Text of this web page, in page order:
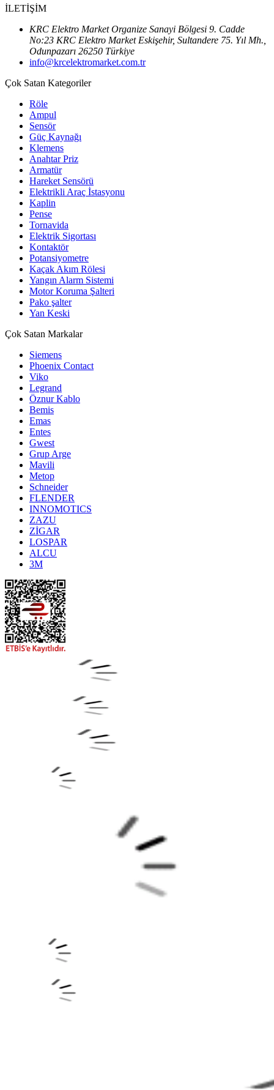
İLETİŞİM
KRC Elektro Market Organize Sanayi Bölgesi 9. Cadde
No:23 KRC Elektro Market Eskişehir, Sultandere 75. Yıl Mh.,
Odunpazarı 26250 Türkiye
info@krcelektromarket.com.tr
Çok Satan Kategoriler
Röle
Ampul
Sensör
Güç Kaynağı
Klemens
Anahtar Priz
Armatür
Hareket Sensörü
Elektrikli Araç İstasyonu
Kaplin
Pense
Tornavida
Elektrik Sigortası
Kontaktör
Potansiyometre
Kaçak Akım Rölesi
Yangın Alarm Sistemi
Motor Koruma Şalteri
Pako şalter
Yan Keski
Çok Satan Markalar
Siemens
Phoenix Contact
Viko
Legrand
Öznur Kablo
Bemis
Emas
Entes
Gwest
Grup Arge
Mavili
Metop
Schneider
FLENDER
INNOMOTICS
ZAZU
ZİGAR
LOSPAR
ALCU
3M